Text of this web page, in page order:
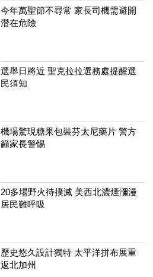
今年萬聖節不尋常 家長司機需避開
潛在危險
選舉日將近 聖克拉拉選務處提醒選
民須知
機場驚現糖果包裝芬太尼藥片 警方
籲家長警惕
20多場野火待撲滅 美西北濃煙瀰漫
居民難呼吸
歷史悠久設計獨特 太平洋拼布展重
返北加州